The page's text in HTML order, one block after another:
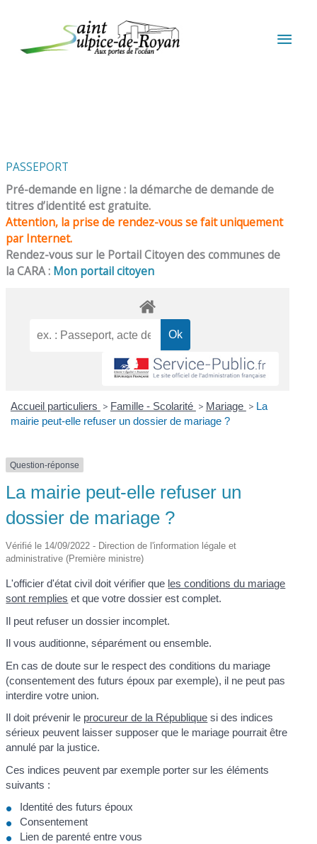
PASSEPORT
Pré-demande en ligne : la démarche de demande de
titres d’identité est gratuite.
Attention, la prise de rendez-vous se fait uniquement
par Internet.
Rendez-vous sur le Portail Citoyen des communes de
la CARA : Mon portail citoyen
Accueil particuliers > Famille - Scolarité > Mariage > La
mairie peut-elle refuser un dossier de mariage ?
Question-réponse
La mairie peut-elle refuser un
dossier de mariage ?
Vérifié le 14/09/2022 - Direction de l'information légale et
administrative (Première ministre)
L'officier d'état civil doit vérifier que les conditions du mariage
sont remplies et que votre dossier est complet.
Il peut refuser un dossier incomplet.
Il vous auditionne, séparément ou ensemble.
En cas de doute sur le respect des conditions du mariage
(consentement des futurs époux par exemple), il ne peut pas
interdire votre union.
Il doit prévenir le procureur de la République si des indices
sérieux peuvent laisser supposer que le mariage pourrait être
annulé par la justice.
Ces indices peuvent par exemple porter sur les éléments
suivants :
Identité des futurs époux
Consentement
Lien de parenté entre vous